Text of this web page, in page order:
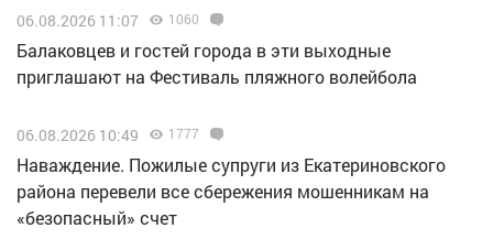
06.08.2026 11:07 1060
Балаковцев и гостей города в эти выходные
приглашают на Фестиваль пляжного волейбола
06.08.2026 10:49 1777
Наваждение. Пожилые супруги из Екатериновского
района перевели все сбережения мошенникам на
«безопасный» счет